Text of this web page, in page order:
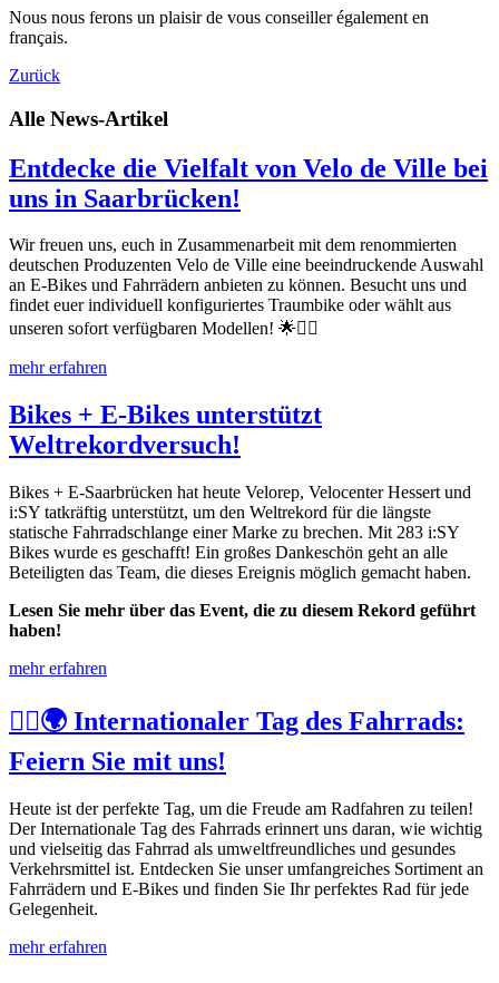
Nous nous ferons un plaisir de vous conseiller également en
français.
Zurück
Alle News-Artikel
Entdecke die Vielfalt von Velo de Ville bei
uns in Saarbrücken!
Wir freuen uns, euch in Zusammenarbeit mit dem renommierten
deutschen Produzenten Velo de Ville eine beeindruckende Auswahl
an E-Bikes und Fahrrädern anbieten zu können. Besucht uns und
findet euer individuell konfiguriertes Traumbike oder wählt aus
unseren sofort verfügbaren Modellen! 🌟🚴‍♂️
mehr erfahren
Bikes + E-Bikes unterstützt
Weltrekordversuch!
Bikes + E-Saarbrücken hat heute Velorep, Velocenter Hessert und
i:SY tatkräftig unterstützt, um den Weltrekord für die längste
statische Fahrradschlange einer Marke zu brechen. Mit 283 i:SY
Bikes wurde es geschafft! Ein großes Dankeschön geht an alle
Beteiligten das Team, die dieses Ereignis möglich gemacht haben.
Lesen Sie mehr über das Event, die zu diesem Rekord geführt
haben!
mehr erfahren
🚴‍♂️🌍 Internationaler Tag des Fahrrads:
Feiern Sie mit uns!
Heute ist der perfekte Tag, um die Freude am Radfahren zu teilen!
Der Internationale Tag des Fahrrads erinnert uns daran, wie wichtig
und vielseitig das Fahrrad als umweltfreundliches und gesundes
Verkehrsmittel ist. Entdecken Sie unser umfangreiches Sortiment an
Fahrrädern und E-Bikes und finden Sie Ihr perfektes Rad für jede
Gelegenheit.
mehr erfahren